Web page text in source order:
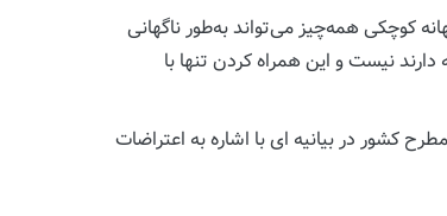
کوچکی همه‌چیز می‌تواند به‌طور ناگهانی
نیست و این همراه کردن تنها با
کشور در بیانیه ای با اشاره به اعتراضات